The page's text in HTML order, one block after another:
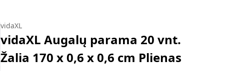
vidaXL
vidaXL Augalų parama 20 vnt.
Žalia 170 x 0,6 x 0,6 cm Plienas